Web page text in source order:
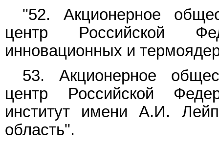
"52. Акционерное
центр Российской
инновационных и
53. Акционерное
центр Российской
институт имени А.И.
область".